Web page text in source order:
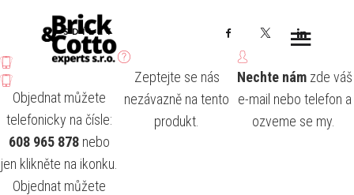
SDÍLET Facebook
Objednat můžete
telefonicky na čísle:
608 965 878nebo
jen klikněte na ikonku.
Objednat můžete
Zeptejte se nás
nezávazně na tento
produkt.
Nechte nám zde váš
e-mail nebo telefon a
ozveme se my.